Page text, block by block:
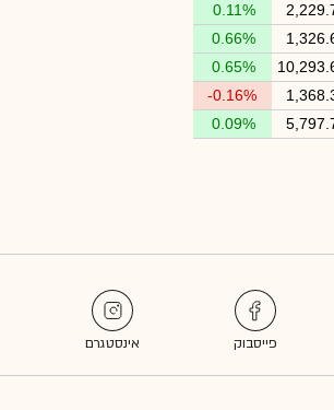
0.11%
0.66%
0.65%
-0.16%
0.09%